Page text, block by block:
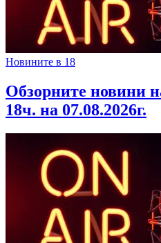
Новините в 18
Обзорните новини
18ч. на 07.08.2026г.